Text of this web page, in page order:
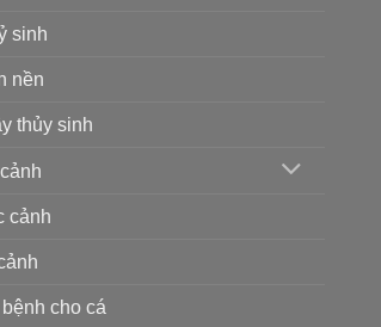
sinh
nền
thủy sinh
cảnh
cho cá